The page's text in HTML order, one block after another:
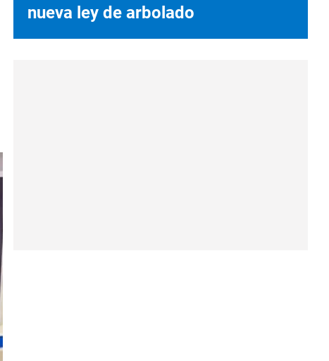
nueva ley de arbolado